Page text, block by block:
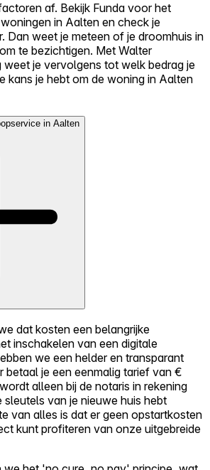
af. Bekijk Funda voor het
in Aalten en check je
Dan weet je meteen of je droomhuis in
te bezichtigen. Met Walter
weet je vervolgens tot welk bedrag je
kans je hebt om de woning in Aalten
in Aalten
dat kosten een belangrijke
inschakelen van een digitale
we een helder en transparant
betaal je een eenmalig tarief van €
alleen bij de notaris in rekening
sleutels van je nieuwe huis hebt
van alles is dat er geen opstartkosten
kunt profiteren van onze uitgebreide